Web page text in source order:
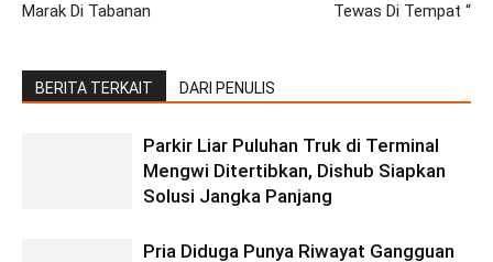
Marak Di Tabanan
Tewas Di Tempat “
BERITA TERKAIT DARI PENULIS
Parkir Liar Puluhan Truk di Terminal
Mengwi Ditertibkan, Dishub Siapkan
Solusi Jangka Panjang
Pria Diduga Punya Riwayat Gangguan